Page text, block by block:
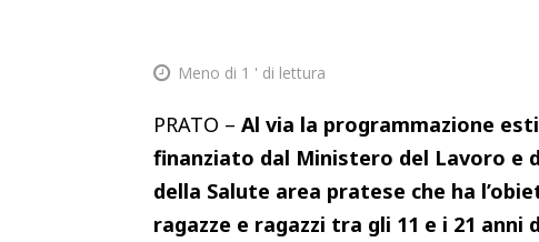
Meno di 1 ' di lettura
PRATO – Al via la programmazione
finanziato dal Ministero del Lavoro e
della Salute area pratese che ha
ragazze e ragazzi tra gli 11 e i 21 anni